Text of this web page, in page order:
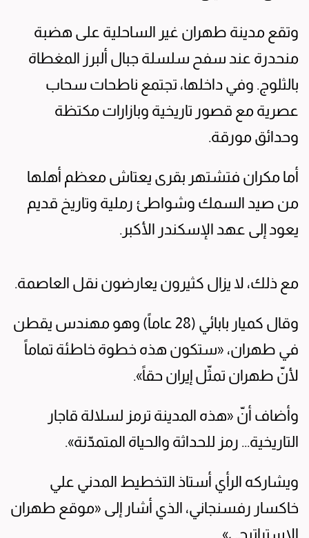
وتقع مدينة طهران غير الساحلية على هضبة
منحدرة عند سفح سلسلة جبال ألبرز المغطاة
بالثلوج. وفي داخلها، تجتمع ناطحات سحاب
عصرية مع قصور تاريخية وبازارات مكتظة
وحدائق مورقة.
أما مكران فتشتهر بقرى يعتاش معظم أهلها
من صيد السمك وشواطئ رملية وتاريخ قديم
يعود إلى عهد الإسكندر الأكبر.
مع ذلك، لا يزال كثيرون يعارضون نقل العاصمة.
وقال كميار بابائي (28 عاماً) وهو مهندس يقطن
في طهران، «ستكون هذه خطوة خاطئة تماماً
لأنّ طهران تمثّل إيران حقاً».
وأضاف أنّ «هذه المدينة ترمز لسلالة قاجار
التاريخية... رمز للحداثة والحياة المتمدّنة».
ويشاركه الرأي أستاذ التخطيط المدني علي
خاكسار رفسنجاني، الذي أشار إلى «موقع طهران
الاستراتيجي».